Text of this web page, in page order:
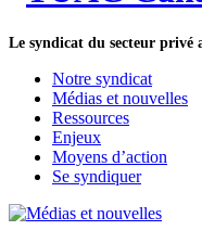
Le syndicat du secteur privé
Notre syndicat
Médias et nouvelles
Ressources
Enjeux
Moyens d’action
Se syndiquer